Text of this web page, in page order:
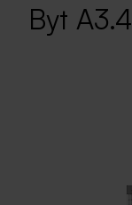
Byt A3.4